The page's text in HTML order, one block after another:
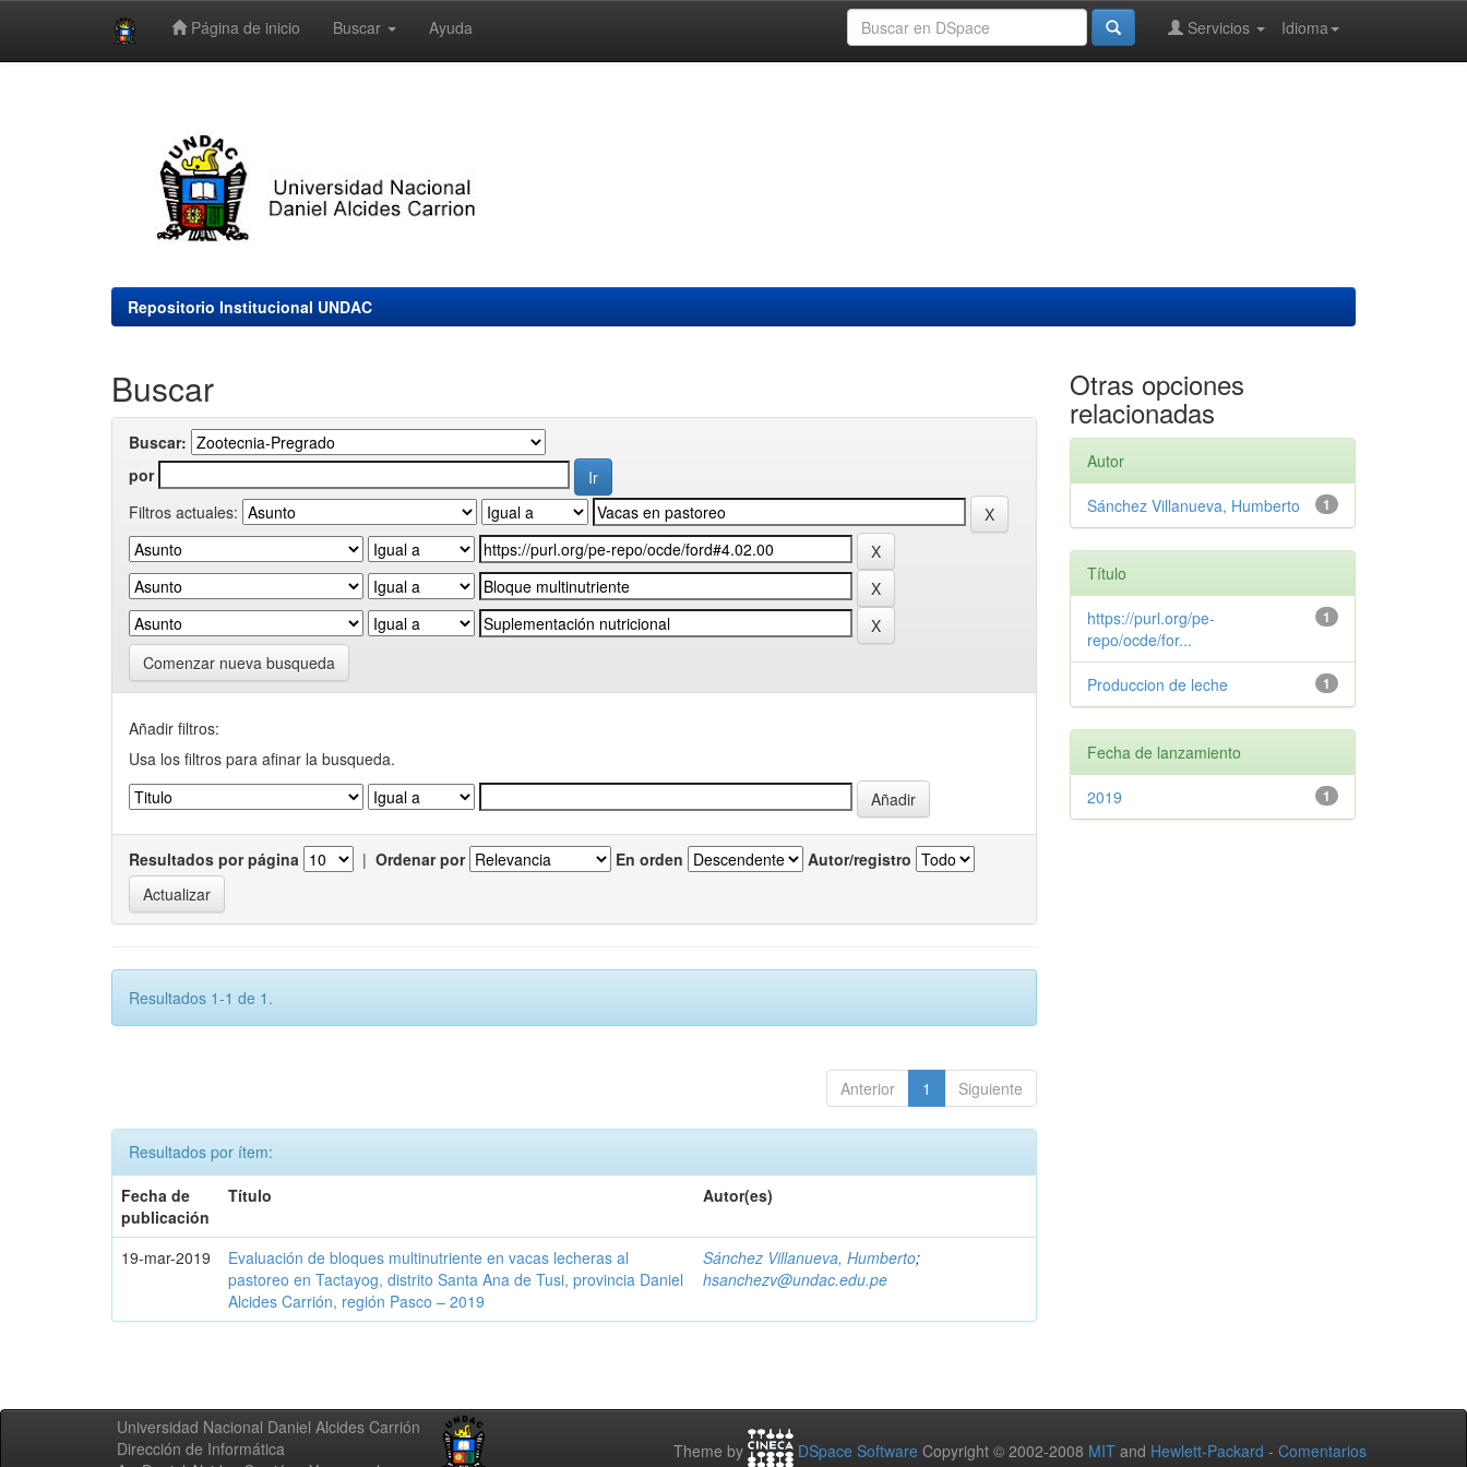
Página de inicio Buscar Ayuda Idioma
Servicios
Repositorio Institucional UNDAC
Buscar
Buscar:
por
Filtros actuales:
Comenzar nueva busqueda
Añadir filtros:
Usa los filtros para afinar la busqueda.
Resultados por página | Ordenar por En orden Autor/registro
Resultados 1-1 de 1.
Anterior 1 Siguiente
Resultados por ítem:
Fecha de
publicación
Título Autor(es)
19-mar-2019
Evaluación de bloques multinutriente en vacas lecheras al
pastoreo en Tactayog, distrito Santa Ana de Tusi, provincia Daniel
Alcides Carrión, región Pasco – 2019
Sánchez Villanueva, Humberto;
hsanchezv@undac.edu.pe
Otras opciones
relacionadas
Autor
1
Sánchez Villanueva, Humberto
Título
1
https://purl.org/pe-
repo/ocde/for...
1
Produccion de leche
Fecha de lanzamiento
1
2019
Universidad Nacional Daniel Alcides Carrión
Dirección de Informática
Theme by DSpace Software Copyright © 2002-2008 MIT and Hewlett-Packard - Comentarios